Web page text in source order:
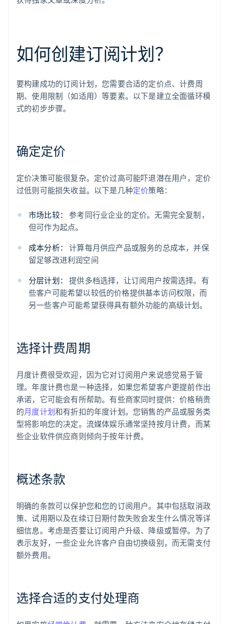
如何创建订阅计划？
要构建成功的订阅计划，您需要合适的定价点、计费周
期、使用限制（如适用）等要素。以下是建立全面循环模
式的初步步骤。
确定定价
定价决策可能很复杂。定价过高可能吓退潜在用户，定价
过低则可能损失收益。以下是几种定价策略：
市场比较：
参考同行业企业的定价。无需完全复制，
但可作为起点。
成本分析：
计算每月供应产品或服务的总成本，并保
留足够改进利润空间
分层计划：
提供多档选择，让订阅用户按需选择。有
些客户可能希望以较低的价格提供基本访问权限，而
另一些客户可能希望获得具有额外功能的高级计划。
选择计费周期
月度计费很受欢迎，因为它对订阅用户来说感觉易于管
理。年度计费也是一种选择，如果您希望客户更提前作出
承诺，它可能会有所帮助。有些商家同时提供：价格稍贵
的月度计划和有折扣的年度计划。您销售的产品或服务类
型将影响您的决定。流媒体娱乐通常坚持按月计费，而某
些企业软件供应商则倾向于按年计费。
概述条款
明确的条款可以保护您和您的订阅用户。其中包括取消政
策、试用期以及在续订日期付款失败会发生什么情况等详
细信息。考虑是否要让订阅用户升级、降级或暂停。为了
表示友好，一些企业允许客户自由切换级别，而无需支付
额外费用。
选择合适的支付处理商